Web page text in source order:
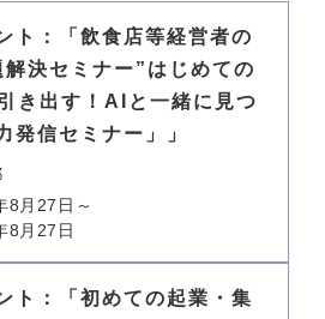
ト：「飲食店等経営者の
決セミナー”はじめての
き出す！AIと一緒に見つ
発信セミナー」」
8月27日～
8月27日
ト：「初めての起業・集